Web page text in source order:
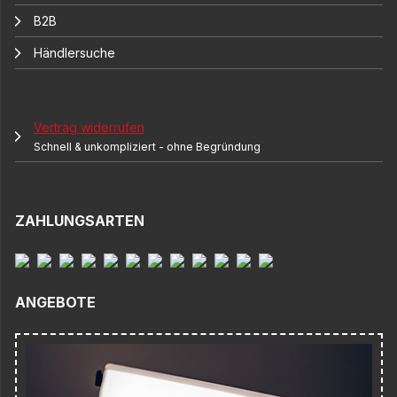
B2B
Händlersuche
Vertrag widerrufen
Schnell & unkompliziert - ohne Begründung
ZAHLUNGSARTEN
ANGEBOTE